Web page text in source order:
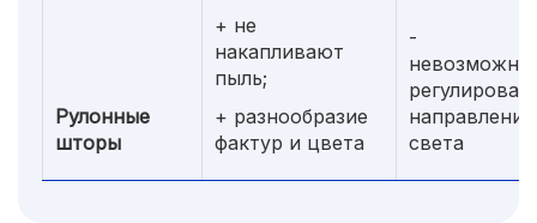
Рулонные
шторы
+ не
накапливают
пыль;
+ разнообразие
фактур и цвета
-
направление
света